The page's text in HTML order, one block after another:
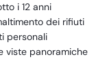
i 12 anni
dei rifiuti
personali
viste panoramiche